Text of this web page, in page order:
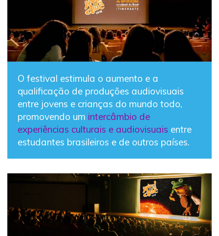
O festival estimula o aumento e a
qualificação de produções audiovisuais
entre jovens e crianças do mundo todo,
promovendo um intercâmbio de
experiências culturais e audiovisuais entre
estudantes brasileiros e de outros países.